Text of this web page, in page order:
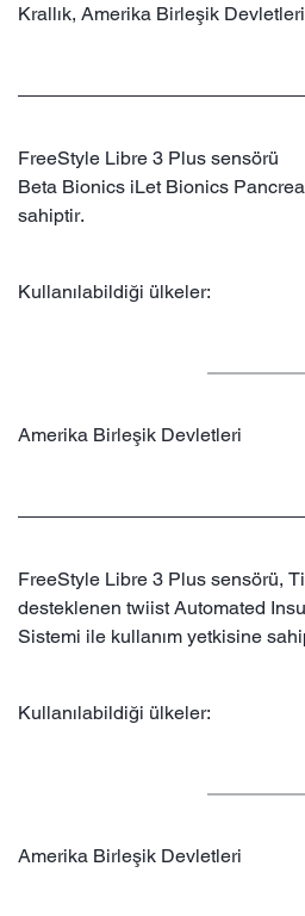
Krallık, Amerika Birleşik
FreeStyle Libre 3 Plus sensörü
Beta Bionics iLet Bionics
sahiptir.
Kullanılabildiği ülkeler:
Amerika Birleşik Devletleri
FreeStyle Libre 3 Plus sensörü,
desteklenen twiist Automated
Sistemi ile kullanım yetkisine
Kullanılabildiği ülkeler:
Amerika Birleşik Devletleri